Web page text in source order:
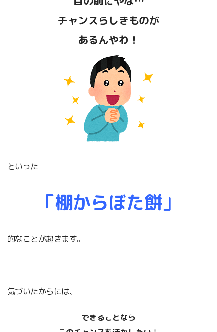
くわしく理解したいぞ～～～！
「幸福論」他については
チャンスらしきものが
あるんやわ！
といった
「棚からぼた餅」
的なことが起きます。
気づいたからには、
できることなら